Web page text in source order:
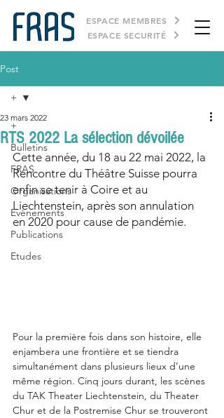
ESPACE SECURITÉ
ESPACE MEMBRES
Post
+
Bulletins
FRAS
Organisations
Evènements
Publications
Etudes
+
RTS 2022 La sélection dévoilée
23 mars 2022
Cette année, du 18 au 22 mai 2022, la
Rencontre du Théâtre Suisse pourra
enfin se tenir à Coire et au
Liechtenstein, après son annulation
en 2020 pour cause de pandémie.
Pour la première fois dans son histoire, elle
enjambera une frontière et se tiendra
simultanément dans plusieurs lieux d’une
même région. Cinq jours durant, les scènes
du TAK Theater Liechtenstein, du Theater
Chur et de la Postremise Chur se trouveront